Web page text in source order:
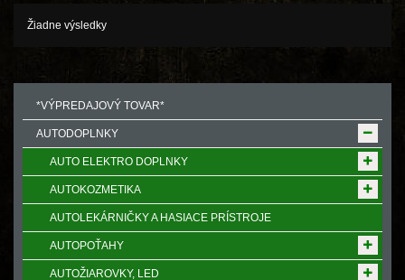
Žiadne výsledky
*VÝPREDAJOVÝ TOVAR*
AUTODOPLNKY
AUTO ELEKTRO DOPLNKY
AUTOKOZMETIKA
AUTOLEKÁRNIČKY A HASIACE PRÍSTROJE
AUTOPOŤAHY
AUTOŽIAROVKY, LED